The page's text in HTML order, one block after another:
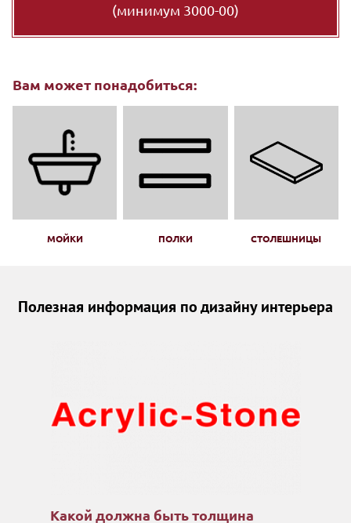
(минимум 3000-00)
Вам может понадобиться:
МОЙКИ ПОЛКИ СТОЛЕШНИЦЫ
Полезная информация по дизайну интерьера
Какой должна быть толщина